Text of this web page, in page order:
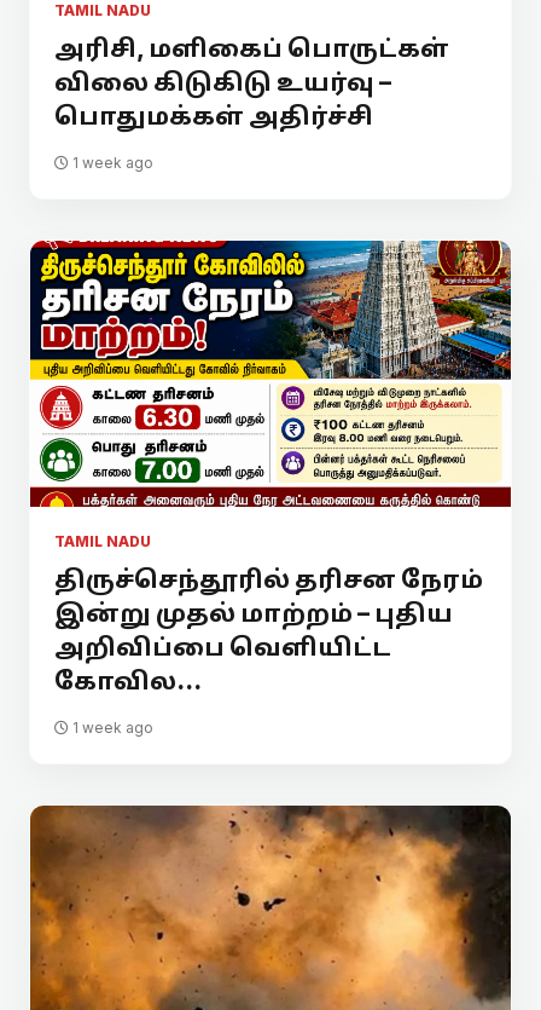
TAMIL NADU
அரிசி, மளிகைப் பொருட்கள்
விலை கிடுகிடு உயர்வு –
பொதுமக்கள் அதிர்ச்சி
1 week ago
TAMIL NADU
திருச்செந்தூரில் தரிசன நேரம்
இன்று முதல் மாற்றம் – புதிய
அறிவிப்பை வெளியிட்ட
கோவில...
1 week ago